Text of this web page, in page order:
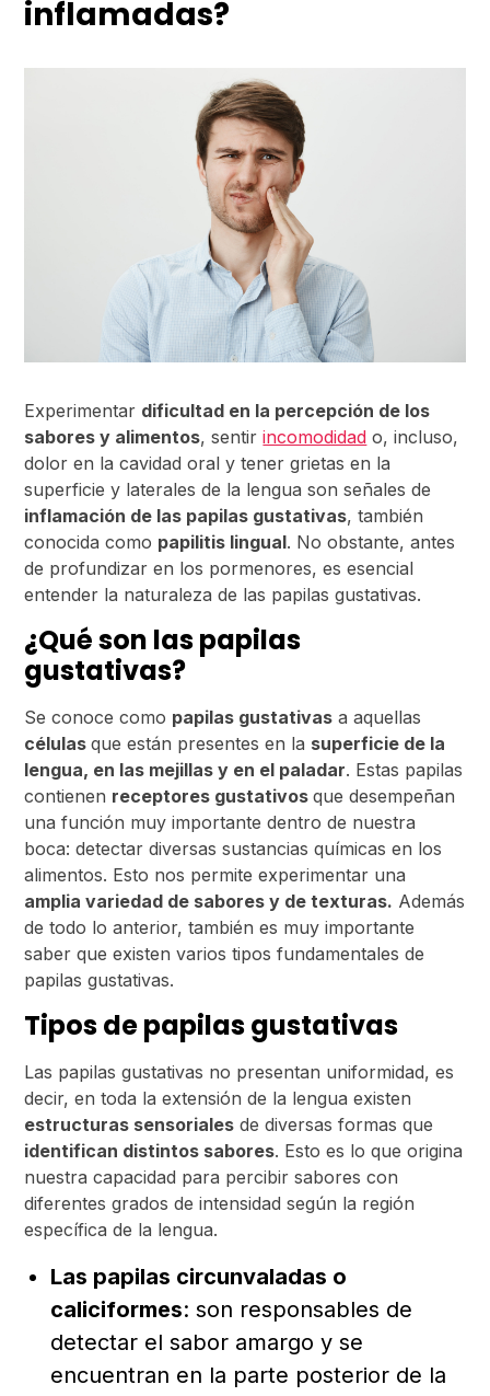
inflamadas?
Experimentar dificultad en la percepción de los
sabores y alimentos, sentirincomodidad o, incluso,
dolor en la cavidad oral y tener grietas en la
superficie y laterales de la lengua son señales de
inflamación de las papilas gustativas, también
conocida como papilitis lingual. No obstante, antes
de profundizar en los pormenores, es esencial
entender la naturaleza de las papilas gustativas.
¿Qué son las papilas
gustativas?
Se conoce como papilas gustativas a aquellas
célulasque están presentes en la superficie de la
lengua, en las mejillas y en el paladar. Estas papilas
contienen receptores gustativosque desempeñan
una función muy importante dentro de nuestra
boca: detectar diversas sustancias químicas en los
alimentos. Esto nos permite experimentar una
amplia variedad de sabores y de texturas. Además
de todo lo anterior, también es muy importante
saber que existen varios tipos fundamentales de
papilas gustativas.
Tipos de papilas gustativas
Las papilas gustativas no presentan uniformidad, es
decir, en toda la extensión de la lengua existen
estructuras sensoriales de diversas formas que
identifican distintos sabores. Esto es lo que origina
nuestra capacidad para percibir sabores con
diferentes grados de intensidad según la región
específica de la lengua.
Las papilas circunvaladas o
caliciformes: son responsables de
detectar el sabor amargo y se
encuentran en la parte posterior de la